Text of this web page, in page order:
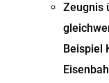
Zeugnis
Beispiel